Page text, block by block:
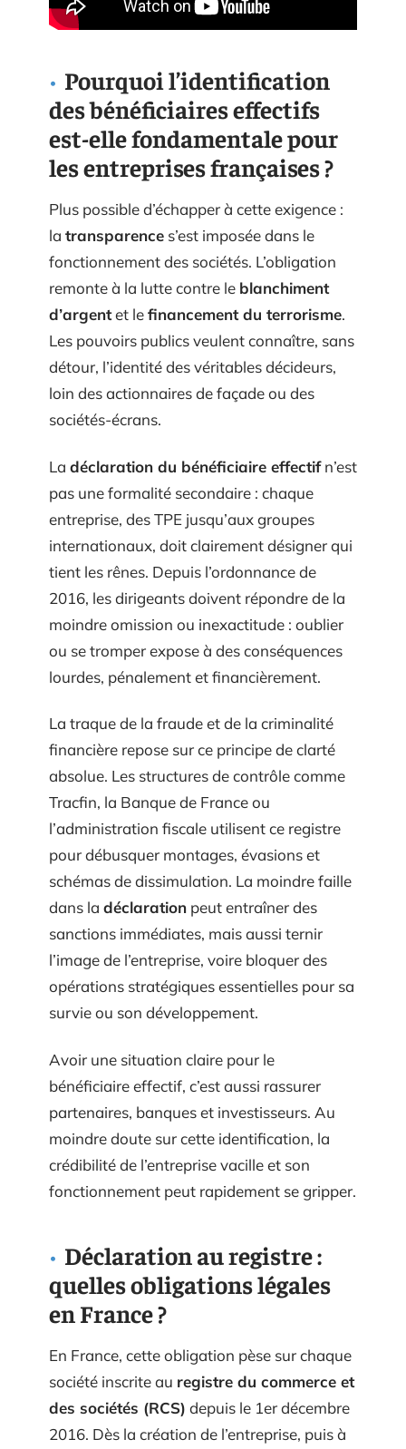
Pourquoi l’identification
des bénéficiaires effectifs
est-elle fondamentale pour
les entreprises françaises ?
Plus possible d’échapper à cette exigence :
la transparence s’est imposée dans le
fonctionnement des sociétés. L’obligation
remonte à la lutte contre le blanchiment
d’argentet lefinancement du terrorisme.
Les pouvoirs publics veulent connaître, sans
détour, l’identité des véritables décideurs,
loin des actionnaires de façade ou des
sociétés-écrans.
La déclaration du bénéficiaire effectifn’est
pas une formalité secondaire : chaque
entreprise, des TPE jusqu’aux groupes
internationaux, doit clairement désigner qui
tient les rênes. Depuis l’ordonnance de
2016, les dirigeants doivent répondre de la
moindre omission ou inexactitude : oublier
ou se tromper expose à des conséquences
lourdes, pénalement et financièrement.
La traque de la fraude et de la criminalité
financière repose sur ce principe de clarté
absolue. Les structures de contrôle comme
Tracfin, la Banque de France ou
l’administration fiscale utilisent ce registre
pour débusquer montages, évasions et
schémas de dissimulation. La moindre faille
dans la déclaration peut entraîner des
sanctions immédiates, mais aussi ternir
l’image de l’entreprise, voire bloquer des
opérations stratégiques essentielles pour sa
survie ou son développement.
Avoir une situation claire pour le
bénéficiaire effectif, c’est aussi rassurer
partenaires, banques et investisseurs. Au
moindre doute sur cette identification, la
crédibilité de l’entreprise vacille et son
fonctionnement peut rapidement se gripper.
Déclaration au registre :
quelles obligations légales
en France ?
En France, cette obligation pèse sur chaque
société inscrite au registre du commerce et
des sociétés (RCS) depuis le 1er décembre
2016. Dès la création de l’entreprise, puis à